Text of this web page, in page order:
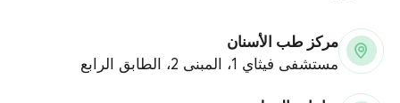
مركز طب الأسنان
مستشفى فيثاي 1، المبنى 2، الطابق الرابع